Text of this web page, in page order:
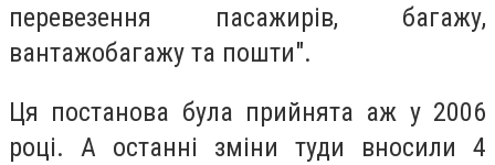
перевезення пасажирів, багажу,
вантажобагажу та пошти".
Ця постанова була прийнята аж у 2006
році. А останні зміни туди вносили 4